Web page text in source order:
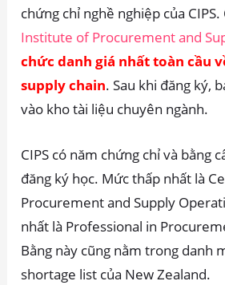
chứng chỉ nghề nghiệp của CIPS.
Institute of Procurement and
chức danh giá nhất toàn cầu
supply chain. Sau khi đăng ký,
vào kho tài liệu chuyên ngành.
CIPS có năm chứng chỉ và bằng
đăng ký học. Mức thấp nhất là
Procurement and Supply
nhất là Professional in
Bằng này cũng nằm trong danh
shortage list của New Zealand.